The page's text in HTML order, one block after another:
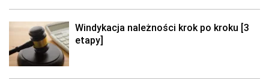
Windykacja należności krok po kroku [3
etapy]